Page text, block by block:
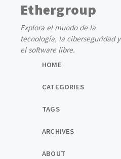
Ethergroup
Explora el mundo de la
tecnología, la ciberseguridad y
el software libre.
HOME
CATEGORIES
TAGS
ARCHIVES
ABOUT